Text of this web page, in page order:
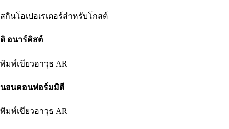
สกินโอเปอเรเตอร์สำหรับโกสต์
ดิ อนาร์คิสต์
พิมพ์เขียวอาวุธ AR
นอนคอนฟอร์มมิตี
พิมพ์เขียวอาวุธ AR